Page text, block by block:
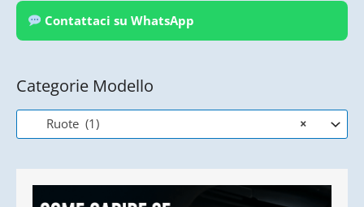
Contattaci su WhatsApp
Categorie Modello
×
Ruote (1)